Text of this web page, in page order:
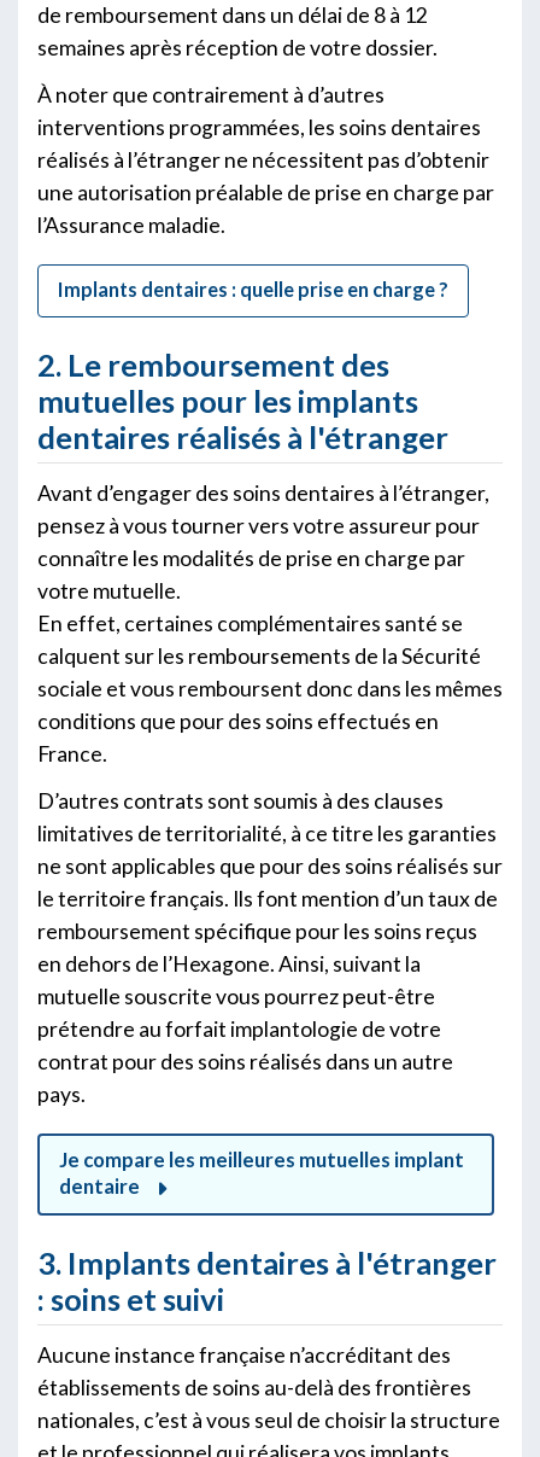
de remboursement dans un délai de 8 à 12
semaines après réception de votre dossier.
À noter que contrairement à d’autres
interventions programmées, les soins dentaires
réalisés à l’étranger ne nécessitent pas d’obtenir
une autorisation préalable de prise en charge par
l’Assurance maladie.
Implants dentaires : quelle prise en charge ?
2. Le remboursement des
mutuelles pour les implants
dentaires réalisés à l'étranger
Avant d’engager des soins dentaires à l’étranger,
pensez à vous tourner vers votre assureur pour
connaître les modalités de prise en charge par
votre mutuelle.
En effet, certaines complémentaires santé se
calquent sur les remboursements de la Sécurité
sociale et vous remboursent donc dans les mêmes
conditions que pour des soins effectués en
France.
D’autres contrats sont soumis à des clauses
limitatives de territorialité, à ce titre les garanties
ne sont applicables que pour des soins réalisés sur
le territoire français. Ils font mention d’un taux de
remboursement spécifique pour les soins reçus
en dehors de l’Hexagone. Ainsi, suivant la
mutuelle souscrite vous pourrez peut-être
prétendre au forfait implantologie de votre
contrat pour des soins réalisés dans un autre
pays.
Je compare les meilleures mutuelles implant
dentaire
3. Implants dentaires à l'étranger
: soins et suivi
Aucune instance française n’accréditant des
établissements de soins au-delà des frontières
nationales, c’est à vous seul de choisir la structure